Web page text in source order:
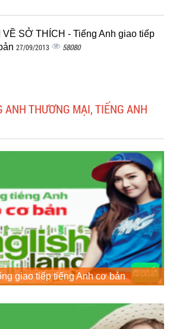
VỀ SỞ THÍCH - Tiếng Anh giao tiếp
27/09/2013 58080
ANH THƯƠNG MẠI, TIẾNG ANH
giao tiếp tiếng Anh cơ bản